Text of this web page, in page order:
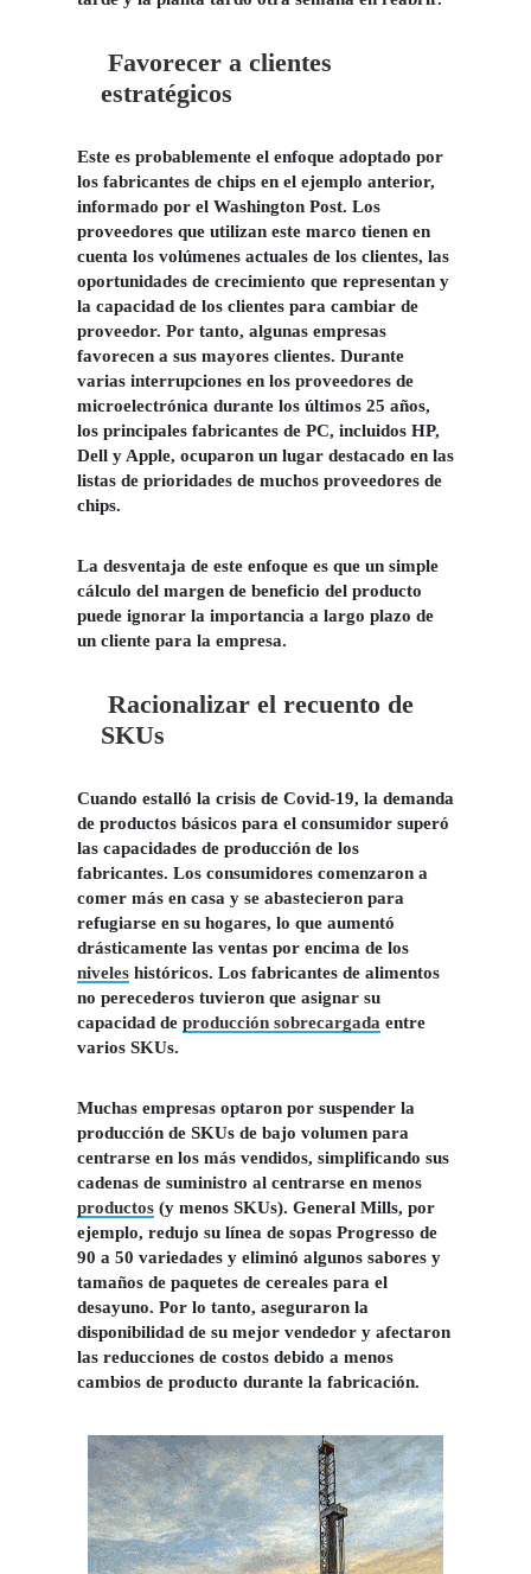
Favorecer a clientes
estratégicos
Este es probablemente el enfoque adoptado por
los fabricantes de chips en el ejemplo anterior,
informado por el Washington Post. Los
proveedores que utilizan este marco tienen en
cuenta los volúmenes actuales de los clientes, las
oportunidades de crecimiento que representan y
la capacidad de los clientes para cambiar de
proveedor. Por tanto, algunas empresas
favorecen a sus mayores clientes. Durante
varias interrupciones en los proveedores de
microelectrónica durante los últimos 25 años,
los principales fabricantes de PC, incluidos HP,
Dell y Apple, ocuparon un lugar destacado en las
listas de prioridades de muchos proveedores de
chips.
La desventaja de este enfoque es que un simple
cálculo del margen de beneficio del producto
puede ignorar la importancia a largo plazo de
un cliente para la empresa.
Racionalizar el recuento de
SKUs
Cuando estalló la crisis de Covid-19, la demanda
de productos básicos para el consumidor superó
las capacidades de producción de los
fabricantes. Los consumidores comenzaron a
comer más en casa y se abastecieron para
refugiarse en su hogares, lo que aumentó
drásticamente las ventas por encima de los
niveles históricos. Los fabricantes de alimentos
no perecederos tuvieron que asignar su
capacidad de producción sobrecargada entre
varios SKUs.
Muchas empresas optaron por suspender la
producción de SKUs de bajo volumen para
centrarse en los más vendidos, simplificando sus
cadenas de suministro al centrarse en menos
productos (y menos SKUs). General Mills, por
ejemplo, redujo su línea de sopas Progresso de
90 a 50 variedades y eliminó algunos sabores y
tamaños de paquetes de cereales para el
desayuno. Por lo tanto, aseguraron la
disponibilidad de su mejor vendedor y afectaron
las reducciones de costos debido a menos
cambios de producto durante la fabricación.